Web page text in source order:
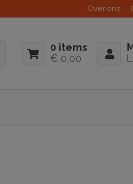
Over ons
0 items
€ 0,00